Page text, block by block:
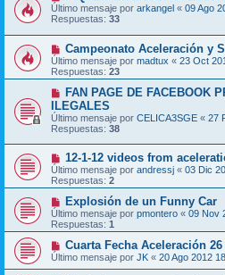
Último mensaje por arkangel « 09 Ago
Respuestas: 33
Campeonato Aceleración y
Último mensaje por madtux « 23 Oct
Respuestas: 23
FAN PAGE DE FACEBOOK
ILEGALES
Último mensaje por CELICA3SGE « 27
Respuestas: 38
12-1-12 videos from
Último mensaje por andressj « 03 Dic
Respuestas: 2
Explosión de un Funny Car
Último mensaje por pmontero « 09 Nov
Respuestas: 1
Cuarta Fecha Aceleración
Último mensaje por JK « 20 Ago 2012